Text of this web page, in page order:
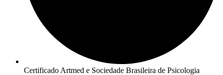
Certificado Artmed e Sociedade Brasileira de Psicologia